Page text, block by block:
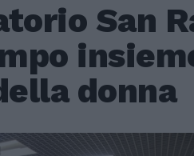
San
donna